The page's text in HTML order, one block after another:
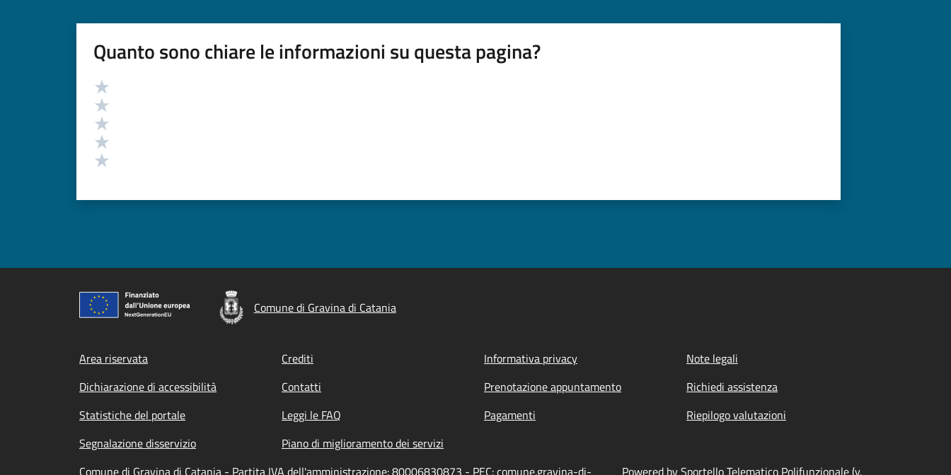
Quanto sono chiare le informazioni su questa pagina?
Valutazione
Comune di Gravina di Catania
Footer menu
Area riservata Crediti Informativa privacy
Note legali
Dichiarazione di accessibilità
Contatti Prenotazione appuntamento
Richiedi assistenza
Statistiche del portale
Leggi le FAQ Pagamenti
Riepilogo valutazioni
Segnalazione disservizio
Piano di miglioramento dei servizi
Comune di Gravina di Catania - Partita IVA dell'amministrazione: 80006830873 - PEC: comune.gravina-di-
Powered by Sportello Telematico Polifunzionale (v.